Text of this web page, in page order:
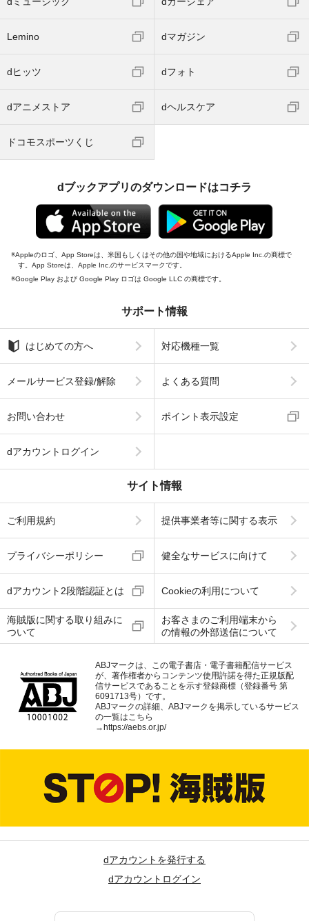
Lemino dマガジン
dヒッツ dフォト
dアニメストア dヘルスケア
ドコモスポーツくじ
dブックアプリのダウンロードはコチラ
Appleのロゴ、App Storeは、米国もしくはその他の国や地域におけるApple Inc.の商標で
す。App Storeは、Apple Inc.のサービスマークです。
Google Play および Google Play ロゴは Google LLC の商標です。
サポート情報
はじめての方へ 対応機種一覧
メールサービス登録/解除 よくある質問
お問い合わせ ポイント表示設定
dアカウントログイン
サイト情報
ご利用規約 提供事業者等に関する表示
プライバシーポリシー 健全なサービスに向けて
dアカウント2段階認証とは Cookieの利用について
海賊版に関する取り組みに
ついて
お客さまのご利用端末から
の情報の外部送信について
ABJマークは、この電子書店・電子書籍配信サービス
が、著作権者からコンテンツ使用許諾を得た正規版配
信サービスであることを示す登録商標（登録番号 第
6091713号）です。
ABJマークの詳細、ABJマークを掲示しているサービス
の一覧はこちら
→https://aebs.or.jp/
dアカウントを発行する
dアカウントログイン